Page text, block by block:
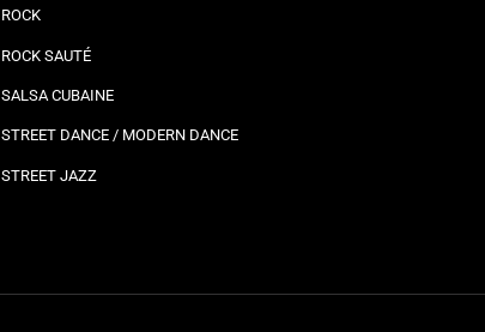
ROCK
ROCK SAUTÉ
SALSA CUBAINE
STREET DANCE / MODERN DANCE
STREET JAZZ